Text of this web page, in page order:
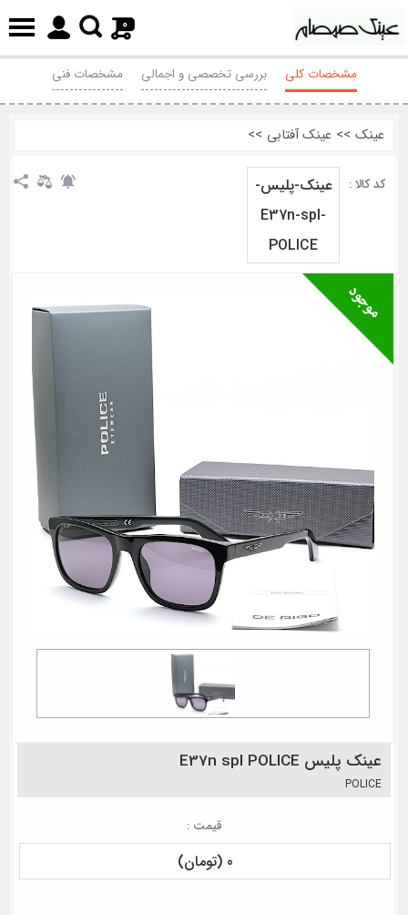
0
مشخصات کلی بررسی تخصصی و اجمالی مشخصات فنی
عینک >> عینک آفتابی >>
کد کالا :
عینک-پلیس-
E37n-spl-
POLICE
عینک پلیس E37n spl POLICE
POLICE
قیمت :
0 (تومان)